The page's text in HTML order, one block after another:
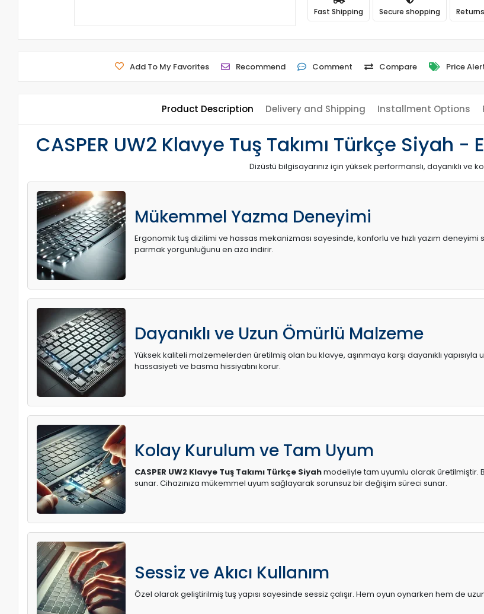
Fast Shipping Secure shopping
Add To My Favorites Recommend Comment Compare Price
Product Description Delivery and Shipping Installment Options
CASPER UW2 Klavye Tuş Takımı Türkçe Siyah
Dizüstü bilgisayarınız için yüksek performanslı, dayanıklı ve
Mükemmel Yazma Deneyimi
Ergonomik tuş dizilimi ve hassas mekanizması sayesinde, konforlu ve hızlı yazım deneyimi
parmak yorgunluğunu en aza indirir.
Dayanıklı ve Uzun Ömürlü Malzeme
Yüksek kaliteli malzemelerden üretilmiş olan bu klavye, aşınmaya karşı dayanıklı yapısıyla
hassasiyeti ve basma hissiyatını korur.
Kolay Kurulum ve Tam Uyum
CASPER UW2 Klavye Tuş Takımı Türkçe Siyahmodeliyle tam uyumlu olarak üretilmiştir.
sunar. Cihazınıza mükemmel uyum sağlayarak sorunsuz bir değişim süreci sunar.
Sessiz ve Akıcı Kullanım
Özel olarak geliştirilmiş tuş yapısı sayesinde sessiz çalışır. Hem oyun oynarken hem de